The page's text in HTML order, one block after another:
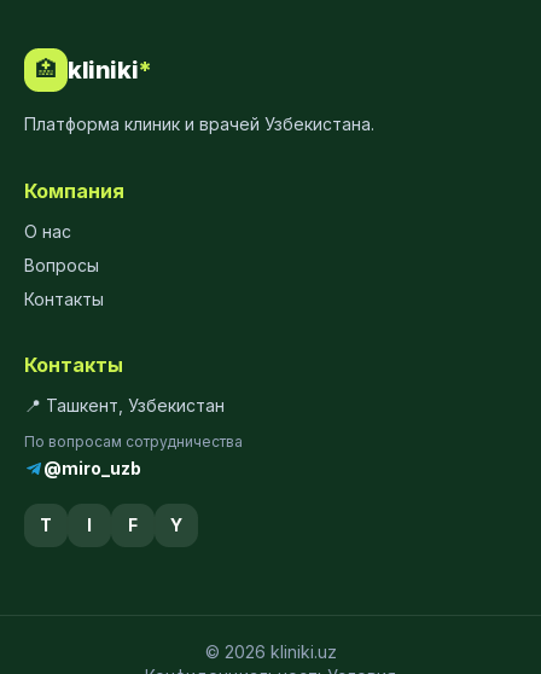
🏥 kliniki*
Платформа клиник и врачей Узбекистана.
Компания
О нас
Вопросы
Контакты
Контакты
📍 Ташкент, Узбекистан
По вопросам сотрудничества
@miro_uzb
T I F Y
© 2026 kliniki.uz